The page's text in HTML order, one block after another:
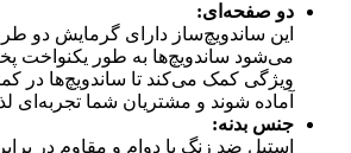
دو صفحه‌ای:
این ساندویچ‌ساز دارای گرمایش دو
می‌شود ساندویچ‌ها به طور یکنواخت
ویژگی کمک می‌کند تا ساندویچ‌ها در
آماده شوند و مشتریان شما تجربه‌ای
جنس بدنه:
استیل ضد زنگ با دوام و مقاوم در